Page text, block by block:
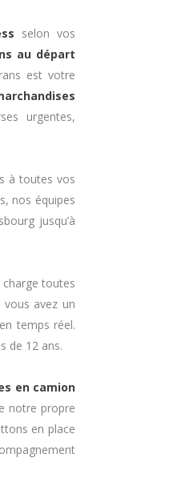
selon vos
au départ
est votre
urgentes,
à toutes vos
nos équipes
jusqu’à
charge toutes
avez un
temps réel.
de 12 ans.
en camion
notre propre
en place